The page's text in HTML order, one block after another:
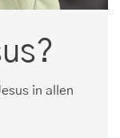
in allen